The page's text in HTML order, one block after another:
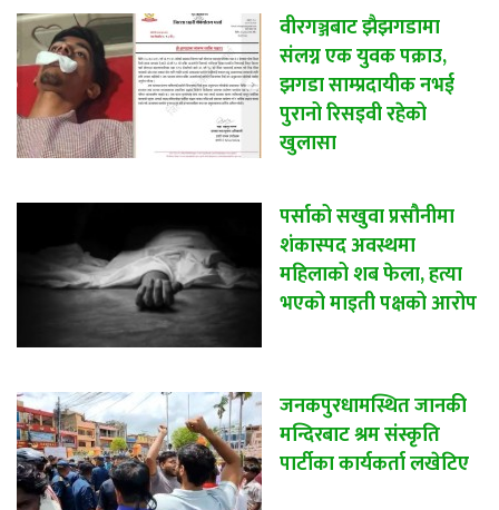
वीरगञ्जबाट झैझगडामा
संलग्न एक युवक पक्राउ,
झगडा साम्प्रदायीक नभई
पुरानो रिसइवी रहेको
खुलासा
पर्साको सखुवा प्रसौनीमा
शंकास्पद अवस्थमा
महिलाको शब फेला, हत्या
भएको माइती पक्षको आरोप
जनकपुरधामस्थित जानकी
मन्दिरबाट श्रम संस्कृति
पार्टीका कार्यकर्ता लखेटिए